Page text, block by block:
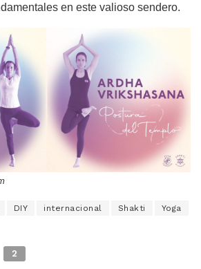
en este valioso sendero.
DIY internacional Shakti Yoga
2